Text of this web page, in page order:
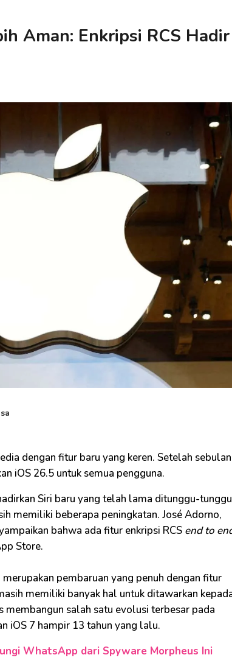
Aman: Enkripsi RCS
dengan fitur baru yang keren. Setelah sebulan
iOS 26.5 untuk semua pengguna.
Siri baru yang telah lama ditunggu-tunggu
memiliki beberapa peningkatan. José Adorno,
bahwa ada fitur enkripsi RCS end to
Store.
pembaruan yang penuh dengan fitur
memiliki banyak hal untuk ditawarkan
membangun salah satu evolusi terbesar pada
iOS 7 hampir 13 tahun yang lalu.
WhatsApp dari Spyware Morpheus Ini